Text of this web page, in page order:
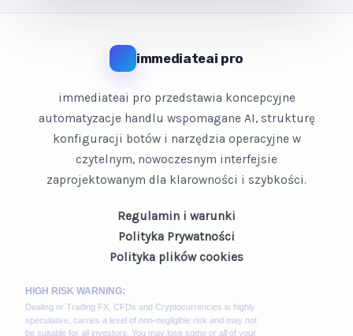
immediateai pro
immediateai pro przedstawia koncepcyjne
automatyzacje handlu wspomagane AI, strukturę
konfiguracji botów i narzędzia operacyjne w
czytelnym, nowoczesnym interfejsie
zaprojektowanym dla klarowności i szybkości.
Regulamin i warunki
Polityka Prywatności
Polityka plików cookies